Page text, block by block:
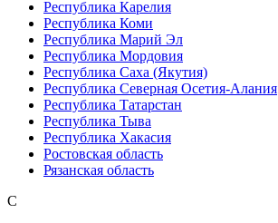
Республика Карелия
Республика Коми
Республика Марий Эл
Республика Мордовия
Республика Саха (Якутия)
Республика Северная Осетия-Алания
Республика Татарстан
Республика Тыва
Республика Хакасия
Ростовская область
Рязанская область
С